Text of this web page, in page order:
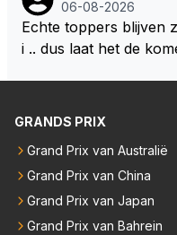
binnen RB gewerkt
n meer. Ook andere
rdt teveel drama van
021 zei hij al direct dat
raag wilde. Max was
dergelijks heb ik
horen zeggen. Eigenlijk nog geen enkele andere cou
materiaal .. Het kan en mag nooit zo zijn dat hij qua r
ijden hoger
ch echt te kort ..
06-08-2026
Echte toppers blijven
i .. dus laat het de
GRANDS PRIX
Grand Prix van Australië
Grand Prix van China
Grand Prix van Japan
Grand Prix van Bahrein